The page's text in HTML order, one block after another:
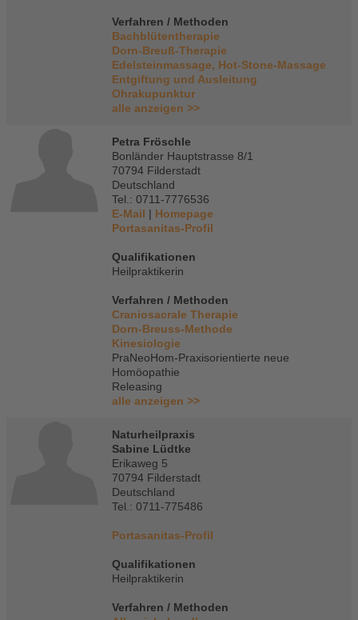
Verfahren / Methoden
Bachblütentherapie
Dorn-Breuß-Therapie
Edelsteinmassage, Hot-Stone-Massage
Entgiftung und Ausleitung
Ohrakupunktur
alle anzeigen >>
Petra Fröschle
Bonländer Hauptstrasse 8/1
70794 Filderstadt
Deutschland
Tel.: 0711-7776536
E-Mail | Homepage
Portasanitas-Profil
Qualifikationen
Heilpraktikerin
Verfahren / Methoden
Craniosacrale Therapie
Dorn-Breuss-Methode
Kinesiologie
PraNeoHom-Praxisorientierte neue
Homöopathie
Releasing
alle anzeigen >>
Naturheilpraxis
Sabine Lüdtke
Erikaweg 5
70794 Filderstadt
Deutschland
Tel.: 0711-775486
Portasanitas-Profil
Qualifikationen
Heilpraktikerin
Verfahren / Methoden